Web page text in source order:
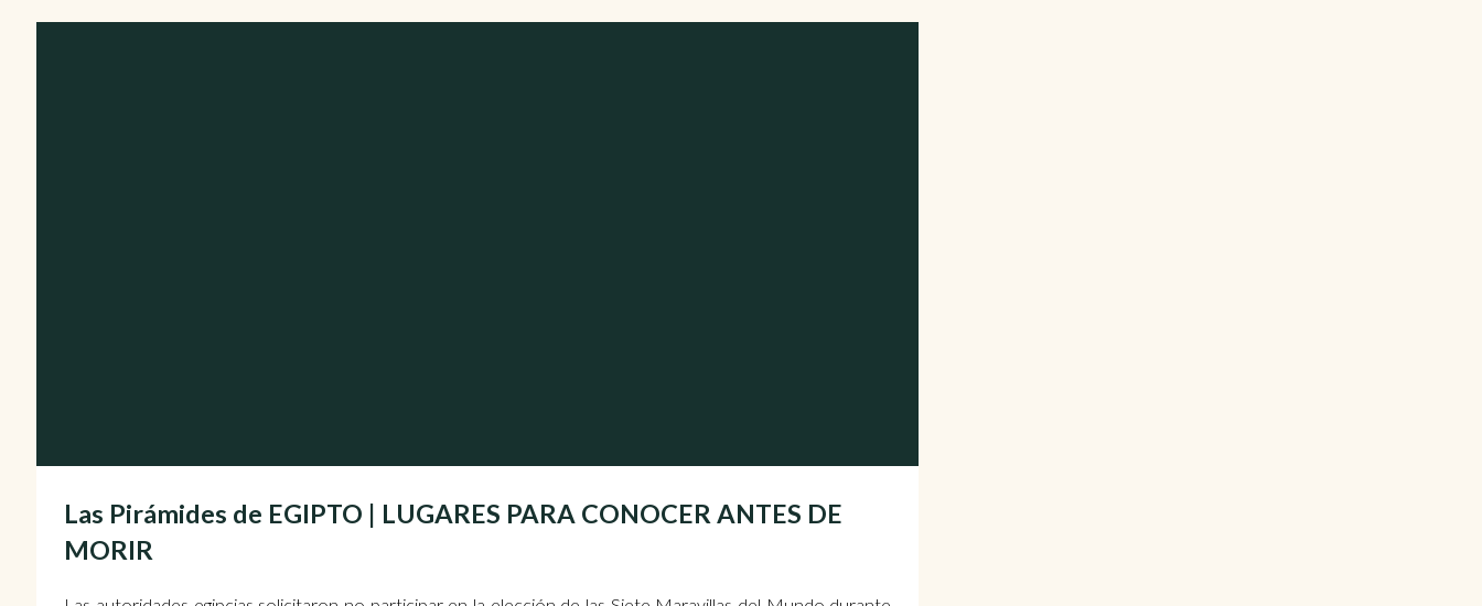
Las Pirámides de EGIPTO | LUGARES PARA CONOCER ANTES DE
MORIR